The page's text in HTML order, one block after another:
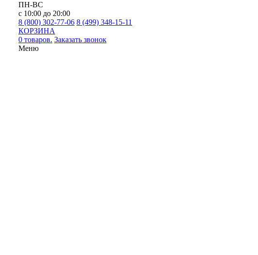
ПН-ВС
с 10:00 до 20:00
8 (800) 302-77-06 8 (499) 348-15-11
КОРЗИНА
0 товаров. Заказать звонок
Меню